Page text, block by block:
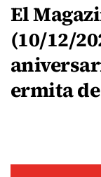
El
(10/12/
ermita